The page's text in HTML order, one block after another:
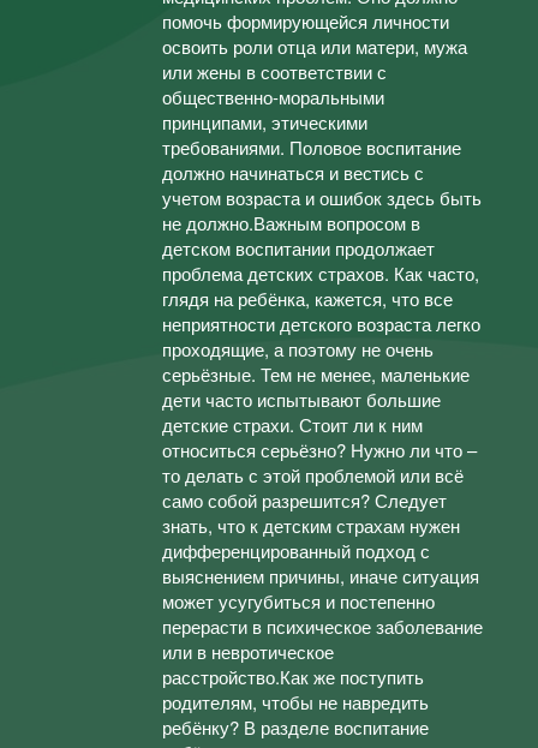
помочь формирующейся личности
освоить роли отца или матери, мужа
или жены в соответствии с
общественно-моральными
принципами, этическими
требованиями. Половое воспитание
должно начинаться и вестись с
учетом возраста и ошибок здесь быть
не должно.Важным вопросом в
детском воспитании продолжает
проблема детских страхов. Как часто,
глядя на ребёнка, кажется, что все
неприятности детского возраста легко
проходящие, а поэтому не очень
серьёзные. Тем не менее, маленькие
дети часто испытывают большие
детские страхи. Стоит ли к ним
относиться серьёзно? Нужно ли что –
то делать с этой проблемой или всё
само собой разрешится? Следует
знать, что к детским страхам нужен
дифференцированный подход с
выяснением причины, иначе ситуация
может усугубиться и постепенно
перерасти в психическое заболевание
или в невротическое
расстройство.Как же поступить
родителям, чтобы не навредить
ребёнку? В разделе воспитание